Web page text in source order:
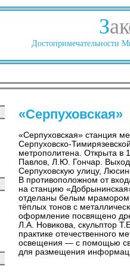
З
Достопримечательности
«Серпуховская»
«Серпуховская» станция
Серпуховско-
метрополитена. Открыта
Павлов, Л.Ю. Гончар.
Серпуховскую улицу,
В противоположном от
на станцию
отделаны белым
тёплых тонов с
оформление посвящено
Л.А. Новикова, скульптор
практике отечественного
освещения — с помощью
для размещения